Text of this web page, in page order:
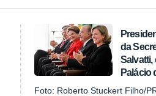
da
Salvatti,
Palácio
Foto: Roberto Stuckert Filho/